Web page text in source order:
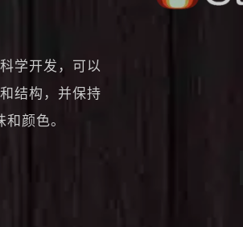
学开发，可以
结构，并保持
颜色。